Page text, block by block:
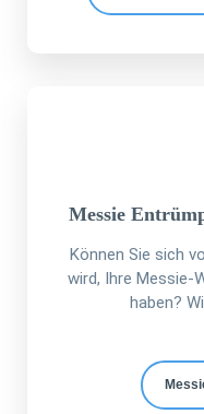
Messie
Können Sie sich
wird, Ihre Messie-
haben?